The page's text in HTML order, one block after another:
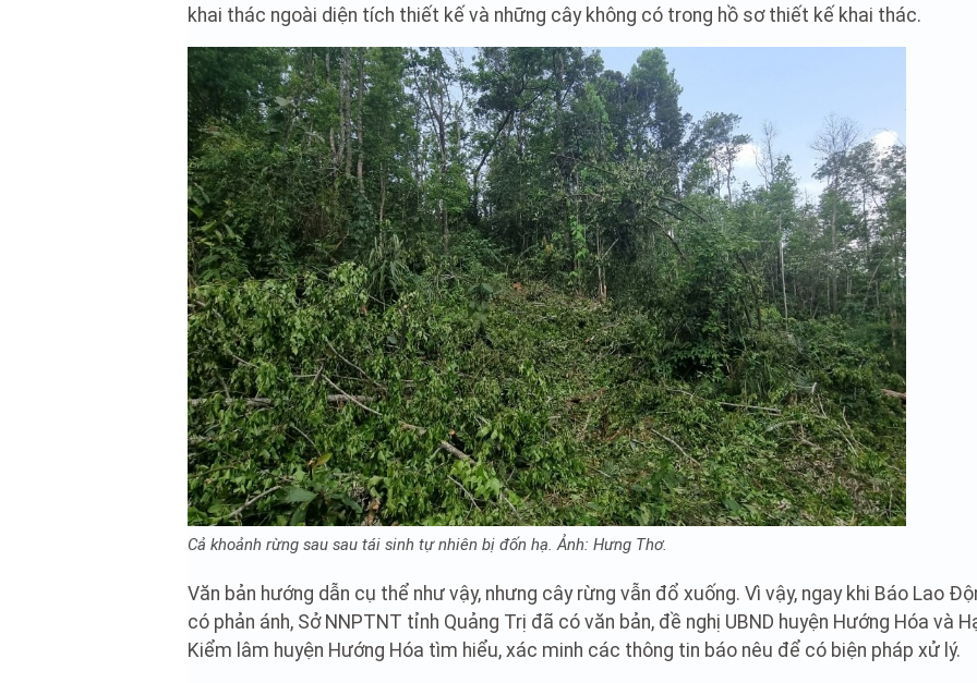
khai thác ngoài diện tích thiết kế và những cây không có trong hồ sơ thiết kế khai thác.
Cả khoảnh rừng sau sau tái sinh tự nhiên bị đốn hạ. Ảnh: Hưng Thơ.
Văn bản hướng dẫn cụ thể như vậy, nhưng cây rừng vẫn đổ xuống. Vì vậy, ngay khi Báo Lao
có phản ánh, Sở NNPTNT tỉnh Quảng Trị đã có văn bản, đề nghị UBND huyện Hướng Hóa và
Kiểm lâm huyện Hướng Hóa tìm hiểu, xác minh các thông tin báo nêu để có biện pháp xử lý.